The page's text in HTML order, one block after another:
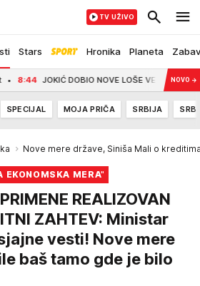
Stars Hronika Planeta
TV UŽIVO
JOKIĆ DOBIO NOVE LOŠE VESTI: SrbinNOVO →
SPECIJAL MOJA PRIČA SRBIJA
Nove mere države, Siniša Mali o
EKONOMSKA MERA"
REALIZOVAN
ZAHTEV: Ministar
vesti! Nove mere
baš tamo gde je bilo